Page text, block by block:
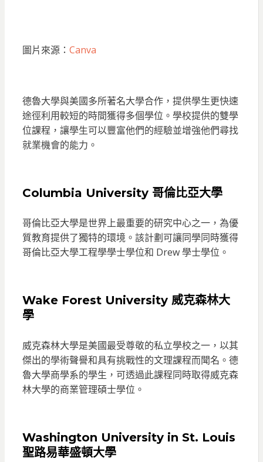
圖片來源： Canva
德魯大學與美國多所著名大學合作，提供學生更快速
途徑利用較短的時間獲得多個學位。學校提供的雙學
位課程，讓學生可以豐富他們的經驗並增強他們尋找
就業機會的能力。
Columbia University 哥倫比亞大學
哥倫比亞大學是世界上最重要的研究中心之一，為優
質教育提供了獨特的環境。該計劃可讓同學同時獲得
哥倫比亞大學工程學學士學位和 Drew 學士學位。
Wake Forest University 威克森林大
學
威克森林大學是美國最受尊敬的私立學校之一，以其
傑出的學術聲譽和具有挑戰性的文理課程而聞名。德
魯大學商學系的學生，可透過此課程同時取得威克森
林大學的商業管理碩士學位。
Washington University in St. Louis
聖路易華盛頓大學